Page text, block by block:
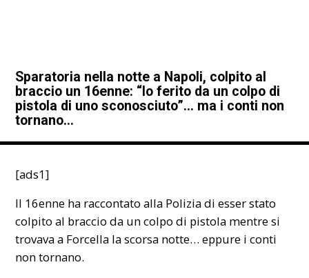
Sparatoria nella notte a Napoli, colpito al
braccio un 16enne: “Io ferito da un colpo di
pistola di uno sconosciuto”… ma i conti non
tornano…
[ads1]
Il 16enne ha raccontato alla Polizia di esser stato
colpito al braccio da un colpo di pistola mentre si
trovava a Forcella la scorsa notte… eppure i conti
non tornano.